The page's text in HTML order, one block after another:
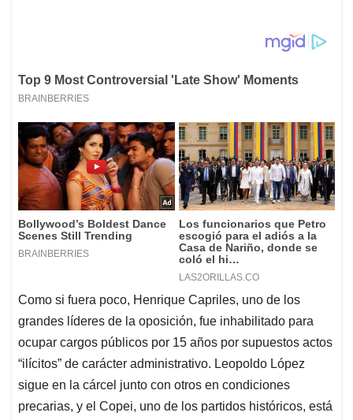
Como si fuera poco, Henrique Capriles, uno de los
grandes líderes de la oposición, fue inhabilitado para
ocupar cargos públicos por 15 años por supuestos actos
“ilícitos” de carácter administrativo. Leopoldo López
sigue en la cárcel junto con otros en condiciones
precarias, y el Copei, uno de los partidos históricos, está